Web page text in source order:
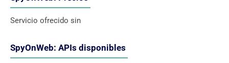
Servicio ofrecido sin
SpyOnWeb: APIs disponibles